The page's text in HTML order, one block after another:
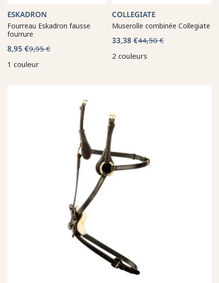
ESKADRON
Fourreau Eskadron fausse
fourrure
8,95 €9,95 €
1 couleur
COLLEGIATE
Muserolle combinée Collegiate
33,38 €44,50 €
2 couleurs